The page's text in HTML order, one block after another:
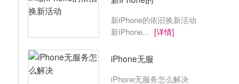
新iPhone的依旧换新活动
新iPhone... [详情]
iPhone无服
iPhone无服务怎么解决